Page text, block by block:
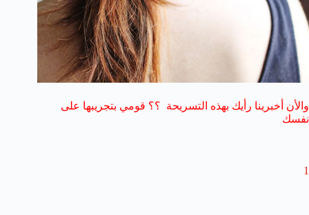
والأن أخبرينا رأيك بهذه التسريحة ؟؟ قومي بتجريبها على
نفسك
1